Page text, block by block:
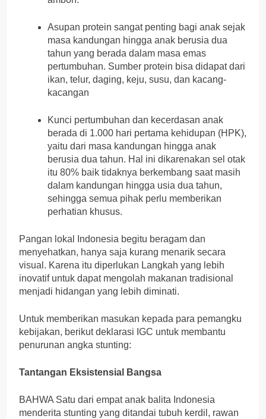
Asupan protein sangat penting bagi anak sejak
masa kandungan hingga anak berusia dua
tahun yang berada dalam masa emas
pertumbuhan. Sumber protein bisa didapat dari
ikan, telur, daging, keju, susu, dan kacang-
kacangan
Kunci pertumbuhan dan kecerdasan anak
berada di 1.000 hari pertama kehidupan (HPK),
yaitu dari masa kandungan hingga anak
berusia dua tahun. Hal ini dikarenakan sel otak
itu 80% baik tidaknya berkembang saat masih
dalam kandungan hingga usia dua tahun,
sehingga semua pihak perlu memberikan
perhatian khusus.
Pangan lokal Indonesia begitu beragam dan
menyehatkan, hanya saja kurang menarik secara
visual. Karena itu diperlukan Langkah yang lebih
inovatif untuk dapat mengolah makanan tradisional
menjadi hidangan yang lebih diminati.
Untuk memberikan masukan kepada para pemangku
kebijakan, berikut deklarasi IGC untuk membantu
penurunan angka stunting:
Tantangan Eksistensial Bangsa
BAHWA Satu dari empat anak balita Indonesia
menderita stunting yang ditandai tubuh kerdil, rawan